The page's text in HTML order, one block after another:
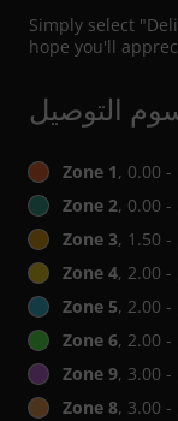
Simply select
hope you'll
التوصيل
Zone 1
Zone 2
Zone 3
Zone 4
Zone 5
Zone 6
Zone 9
Zone 8